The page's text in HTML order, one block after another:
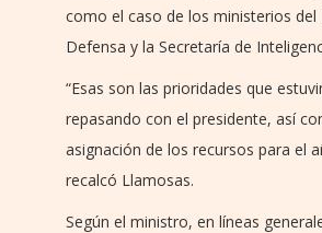
como el caso de los ministerios del
Defensa y la Secretaría de
“Esas son las prioridades que
repasando con el presidente, así
asignación de los recursos para el
recalcó Llamosas.
Según el ministro, en líneas